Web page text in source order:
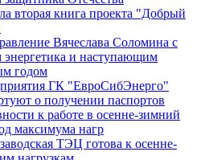
вторая книга проекта "Добрый
Вячеслава Соломина с
и наступающим
годом
ГК "ЕвроСибЭнерго"
о получении паспортов
к работе в осенне-зимний
максимума нагр
ТЭЦ готова к осенне-